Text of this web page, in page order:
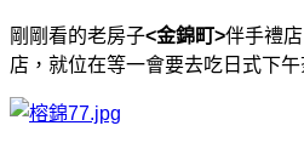
剛剛看的老房子<金錦町>伴手禮
店，就位在等一會要去吃日式下午